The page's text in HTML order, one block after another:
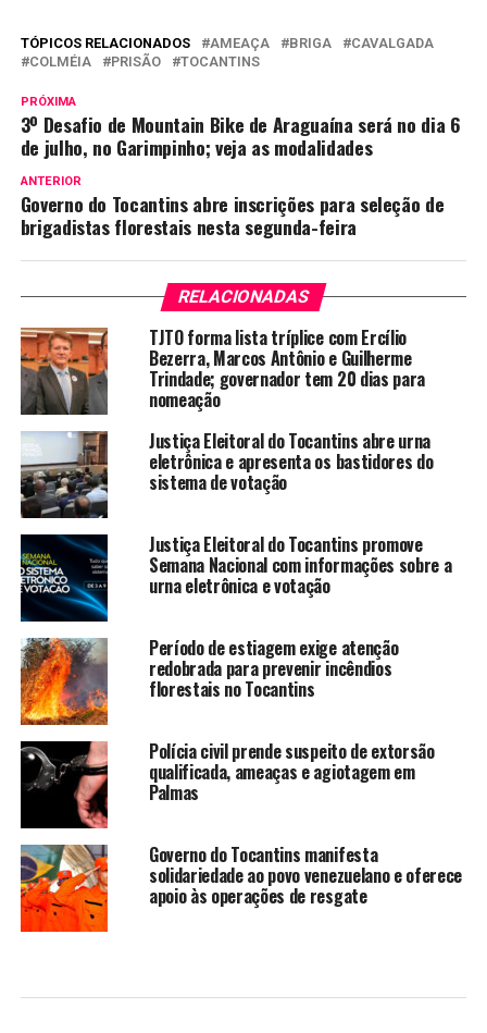
TÓPICOS RELACIONADOS AMEAÇA BRIGA
CAVALGADA
COLMÉIA
PRISÃO TOCANTINS
PRÓXIMA
3º Desafio de Mountain Bike de Araguaína será no dia 6
de julho, no Garimpinho; veja as modalidades
ANTERIOR
Governo do Tocantins abre inscrições para seleção de
brigadistas florestais nesta segunda-feira
RELACIONADAS
TJTO forma lista tríplice com Ercílio
Bezerra, Marcos Antônio e Guilherme
Trindade; governador tem 20 dias para
nomeação
Justiça Eleitoral do Tocantins abre urna
eletrônica e apresenta os bastidores do
sistema de votação
Justiça Eleitoral do Tocantins promove
Semana Nacional com informações sobre a
urna eletrônica e votação
Período de estiagem exige atenção
redobrada para prevenir incêndios
florestais no Tocantins
Polícia civil prende suspeito de extorsão
qualificada, ameaças e agiotagem em
Palmas
Governo do Tocantins manifesta
solidariedade ao povo venezuelano e oferece
apoio às operações de resgate